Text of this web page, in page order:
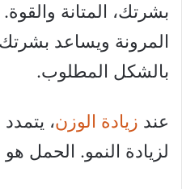
بشرتك، المتانة والقوة.
المرونة ويساعد
بالشكل المطلوب.
عند زيادة الوزن،
لزيادة النمو. الحمل